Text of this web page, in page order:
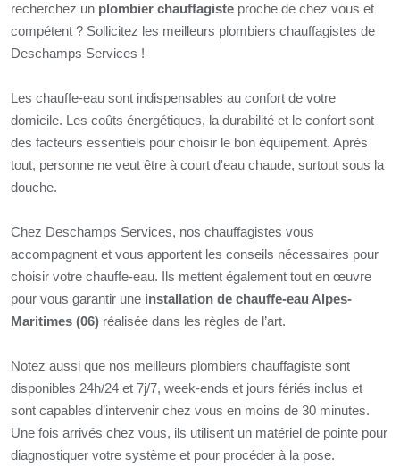
recherchez un plombier chauffagiste proche de chez vous et
compétent ? Sollicitez les meilleurs plombiers chauffagistes de
Deschamps Services !
Les chauffe-eau sont indispensables au confort de votre
domicile. Les coûts énergétiques, la durabilité et le confort sont
des facteurs essentiels pour choisir le bon équipement. Après
tout, personne ne veut être à court d'eau chaude, surtout sous la
douche.
Chez Deschamps Services, nos chauffagistes vous
accompagnent et vous apportent les conseils nécessaires pour
choisir votre chauffe-eau. Ils mettent également tout en œuvre
pour vous garantir une installation de chauffe-eau Alpes-
Maritimes (06) réalisée dans les règles de l’art.
Notez aussi que nos meilleurs plombiers chauffagiste sont
disponibles 24h/24 et 7j/7, week-ends et jours fériés inclus et
sont capables d’intervenir chez vous en moins de 30 minutes.
Une fois arrivés chez vous, ils utilisent un matériel de pointe pour
diagnostiquer votre système et pour procéder à la pose.